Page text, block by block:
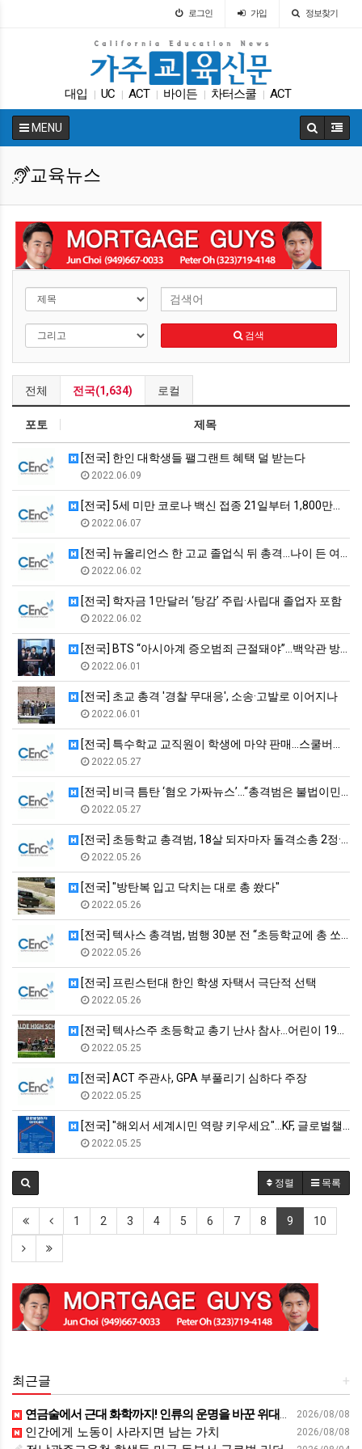
로그인 가입 정보찾기
대입 UC ACT 바이든 차터스쿨 ACT
| 캘리포니아 교육부 팝사 트럼프 학교급식
MENU
교육뉴스
검색
전체 전국(1,634) 로컬
포토 제목
[전국] 한인 대학생들 팰그랜트 혜택 덜 받는다
2022.06.09
[전국] 5세 미만 코로나 백신 접종 21일부터 1,800만명 …
2022.06.07
[전국] 뉴올리언스 한 고교 졸업식 뒤 총격…나이 든 여성 1명…
2022.06.02
[전국] 학자금 1만달러 ‘탕감’ 주립·사립대 졸업자 포함
2022.06.02
[전국] BTS “아시아계 증오범죄 근절돼야”…백악관 방문 바이…
2022.06.01
[전국] 초교 총격 '경찰 무대응', 소송·고발로 이어지나
2022.06.01
[전국] 특수학교 교직원이 학생에 마약 판매…스쿨버스 운전사 부…
2022.05.27
[전국] 비극 틈탄 ‘혐오 가짜뉴스’...“총격범은 불법이민자"
2022.05.27
[전국] 초등학교 총격범, 18살 되자마자 돌격소총 2정·총알 …
2022.05.26
[전국] "방탄복 입고 닥치는 대로 총 쐈다"
2022.05.26
[전국] 텍사스 총격범, 범행 30분 전 “초등학교에 총 쏘겠다…
2022.05.26
[전국] 프린스턴대 한인 학생 자택서 극단적 선택
2022.05.26
[전국] 텍사스주 초등학교 총기 난사 참사…어린이 19명 등 최…
2022.05.25
[전국] ACT 주관사, GPA 부풀리기 심하다 주장
2022.05.25
[전국] "해외서 세계시민 역량 키우세요"…KF, 글로벌챌린저 …
2022.05.25
정렬 목록
1 2 3 4 5 6 7 8 9 10
+
최근글
2026/08/08
연금술에서 근대 화학까지! 인류의 운명을 바꾼 위대한 발견 : 생각하는 청소년을 위한 과학 시리즈 2부(feat.박문호 박사)
2026/08/08
인간에게 노동이 사라지면 남는 가치